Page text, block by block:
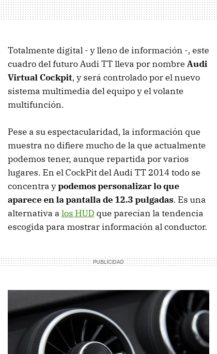
Totalmente digital - y lleno de información -, este
cuadro del futuro Audi TT lleva por nombre Audi
Virtual Cockpit, y será controlado por el nuevo
sistema multimedia del equipo y el volante
multifunción.
Pese a su espectacularidad, la información que
muestra no difiere mucho de la que actualmente
podemos tener, aunque repartida por varios
lugares. En el CockPit del Audi TT 2014 todo se
concentra ypodemos personalizar lo que
aparece en la pantalla de 12.3 pulgadas. Es una
alternativa a los HUD que parecían la tendencia
escogida para mostrar información al conductor.